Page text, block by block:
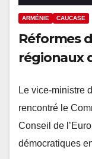
ARMÉNIE CAUCASE
Réformes
régionaux
Le vice-ministre
rencontré le
Conseil de
démocratiques